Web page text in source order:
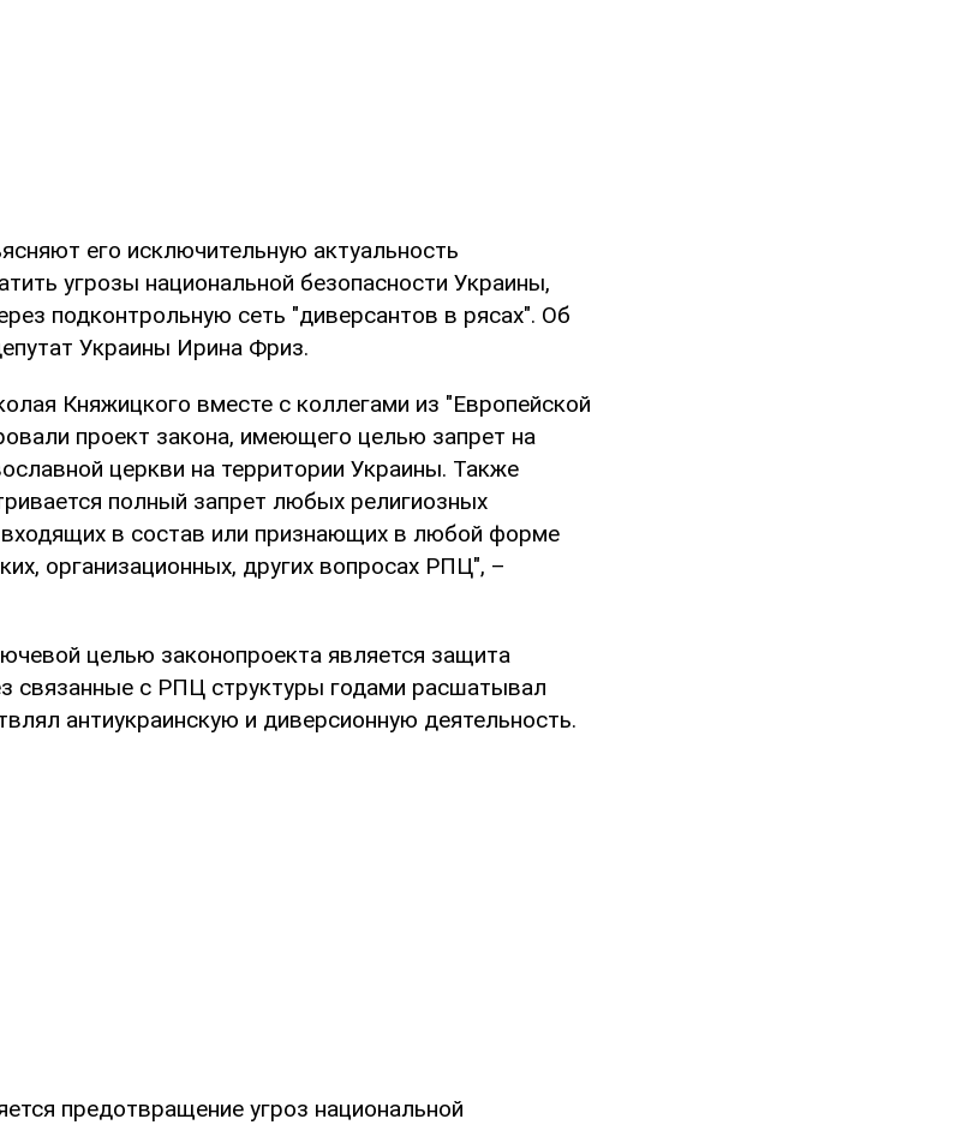
его исключительную актуальность
угрозы национальной безопасности Украины,
подконтрольную сеть "диверсантов в рясах". Об
Украины Ирина Фриз.
Княжицкого вместе с коллегами из "Европейской
проект закона, имеющего целью запрет на
церкви на территории Украины. Также
полный запрет любых религиозных
входящих в состав или признающих в любой форме
организационных, других вопросах РПЦ", –
целью законопроекта является защита
связанные с РПЦ структуры годами расшатывал
антиукраинскую и диверсионную деятельность.
предотвращение угроз национальной